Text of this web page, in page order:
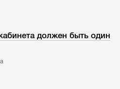
должен быть один